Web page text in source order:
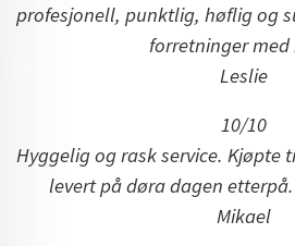
profesjonell, punktlig, høflig og
forretninger med
Leslie
10/10
Hyggelig og rask service. Kjøpte
levert på døra dagen
Mikael